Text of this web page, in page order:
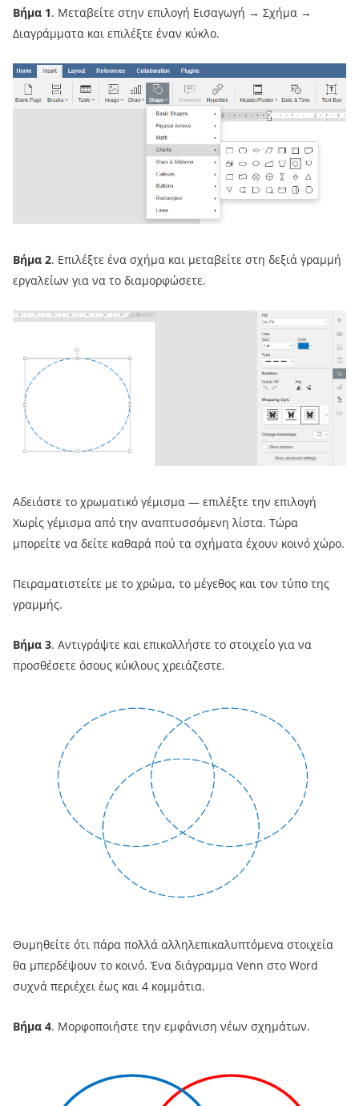
Βήμα 1. Μεταβείτε στην επιλογή Εισαγωγή → Σχήμα →
Διαγράμματα και επιλέξτε έναν κύκλο.
Βήμα 2. Επιλέξτε ένα σχήμα και μεταβείτε στη δεξιά γραμμή
εργαλείων για να το διαμορφώσετε.
Αδειάστε το χρωματικό γέμισμα — επιλέξτε την επιλογή
Χωρίς γέμισμα από την αναπτυσσόμενη λίστα. Τώρα
μπορείτε να δείτε καθαρά πού τα σχήματα έχουν κοινό χώρο.
Πειραματιστείτε με το χρώμα, το μέγεθος και τον τύπο της
γραμμής.
Βήμα 3. Αντιγράψτε και επικολλήστε το στοιχείο για να
προσθέσετε όσους κύκλους χρειάζεστε.
Θυμηθείτε ότι πάρα πολλά αλληλεπικαλυπτόμενα στοιχεία
θα μπερδέψουν το κοινό. Ένα διάγραμμα Venn στο Word
συχνά περιέχει έως και 4 κομμάτια.
Βήμα 4. Μορφοποιήστε την εμφάνιση νέων σχημάτων.